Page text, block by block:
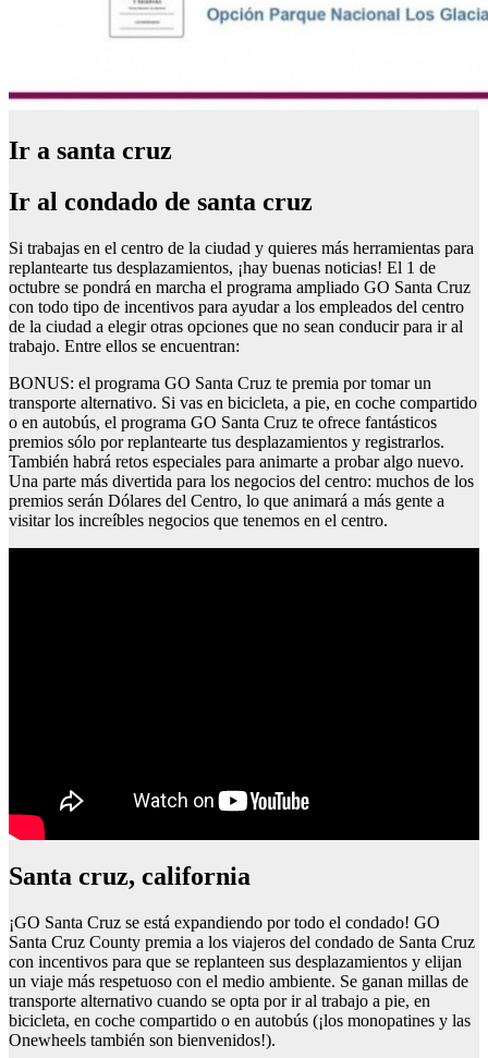
Ir a santa cruz
Ir al condado de santa cruz
Si trabajas en el centro de la ciudad y quieres más herramientas para
replantearte tus desplazamientos, ¡hay buenas noticias! El 1 de
octubre se pondrá en marcha el programa ampliado GO Santa Cruz
con todo tipo de incentivos para ayudar a los empleados del centro
de la ciudad a elegir otras opciones que no sean conducir para ir al
trabajo. Entre ellos se encuentran:
BONUS: el programa GO Santa Cruz te premia por tomar un
transporte alternativo. Si vas en bicicleta, a pie, en coche compartido
o en autobús, el programa GO Santa Cruz te ofrece fantásticos
premios sólo por replantearte tus desplazamientos y registrarlos.
También habrá retos especiales para animarte a probar algo nuevo.
Una parte más divertida para los negocios del centro: muchos de los
premios serán Dólares del Centro, lo que animará a más gente a
visitar los increíbles negocios que tenemos en el centro.
Santa cruz, california
¡GO Santa Cruz se está expandiendo por todo el condado! GO
Santa Cruz County premia a los viajeros del condado de Santa Cruz
con incentivos para que se replanteen sus desplazamientos y elijan
un viaje más respetuoso con el medio ambiente. Se ganan millas de
transporte alternativo cuando se opta por ir al trabajo a pie, en
bicicleta, en coche compartido o en autobús (¡los monopatines y las
Onewheels también son bienvenidos!).